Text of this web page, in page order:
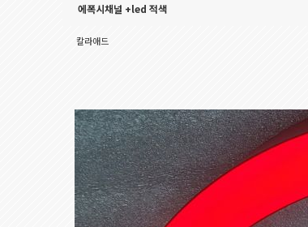
에폭시채널 +led 적색
칼라애드